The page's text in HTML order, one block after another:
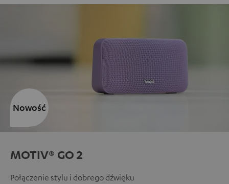
MOTIV® GO 2
Połączenie stylu i dobrego dźwięku
Nowość